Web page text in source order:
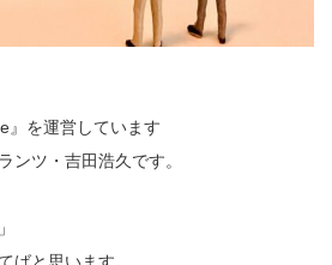
』を運営しています
ンツ・吉田浩久です。